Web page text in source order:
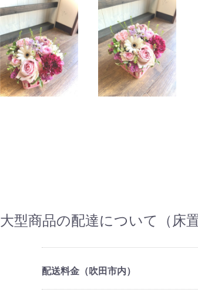
大型商品の配達について（床
配送料金（吹田市内）